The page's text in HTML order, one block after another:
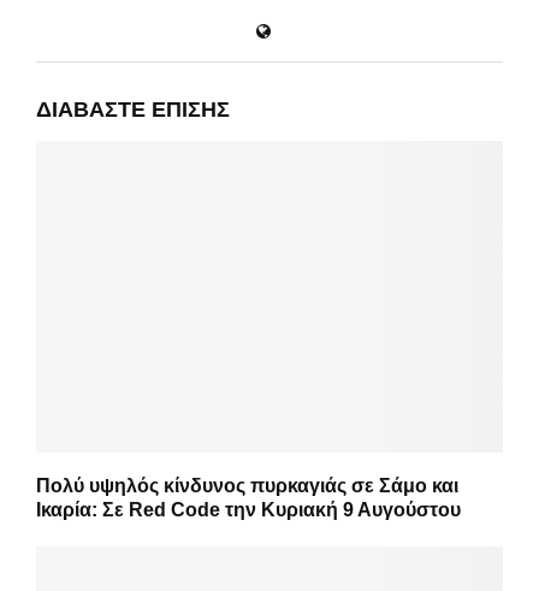
ΔΙΑΒΆΣΤΕ ΕΠΊΣΗΣ
Πολύ υψηλός κίνδυνος πυρκαγιάς σε Σάμο και
Ικαρία: Σε Red Code την Κυριακή 9 Αυγούστου